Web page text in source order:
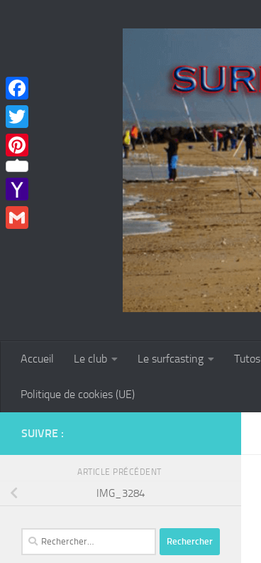
Accueil Le club Le surfcasting Tutos
Politique de cookies (UE)
SUIVRE :
ARTICLE PRÉCÉDENT
IMG_3284
Rechercher :
Facebook
Twitter
Pinterest
Yahoo